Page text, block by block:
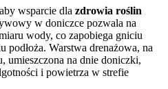
wsparcie dla zdrowia roślin
w doniczce pozwala na
wody, co zapobiega gniciu
podłoża. Warstwa drenażowa, na
umieszczona na dnie doniczki,
i powietrza w strefie